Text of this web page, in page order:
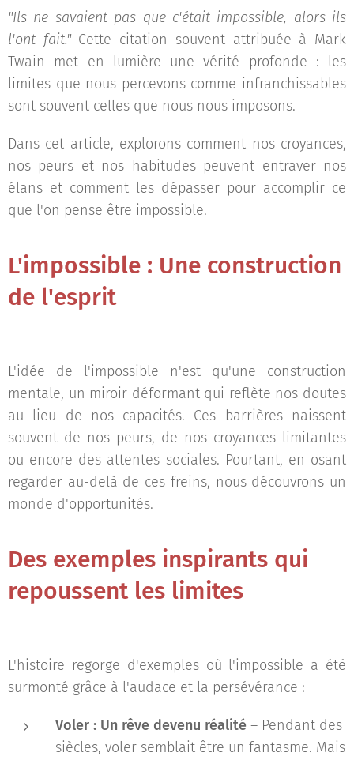
"Ils ne savaient pas que c'était impossible, alors ils
l'ont fait."Cette citation souvent attribuée à Mark
Twain met en lumière une vérité profonde : les
limites que nous percevons comme infranchissables
sont souvent celles que nous nous imposons.
Dans cet article, explorons comment nos croyances,
nos peurs et nos habitudes peuvent entraver nos
élans et comment les dépasser pour accomplir ce
que l'on pense être impossible.
L'impossible : Une construction
de l'esprit
L'idée de l'impossible n'est qu'une construction
mentale, un miroir déformant qui reflète nos doutes
au lieu de nos capacités. Ces barrières naissent
souvent de nos peurs, de nos croyances limitantes
ou encore des attentes sociales. Pourtant, en osant
regarder au-delà de ces freins, nous découvrons un
monde d'opportunités.
Des exemples inspirants qui
repoussent les limites
L'histoire regorge d'exemples où l'impossible a été
surmonté grâce à l'audace et la persévérance :
Voler : Un rêve devenu réalité – Pendant des
siècles, voler semblait être un fantasme. Mais